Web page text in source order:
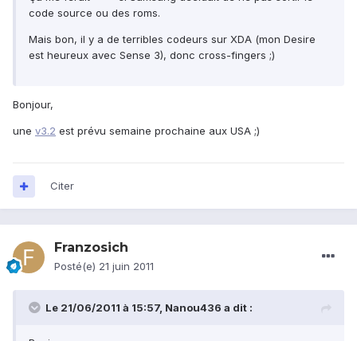
code source ou des roms.
Mais bon, il y a de terribles codeurs sur XDA (mon Desire
est heureux avec Sense 3), donc cross-fingers ;)
Bonjour,
une v3.2 est prévu semaine prochaine aux USA ;)
Citer
Franzosich
Posté(e) 21 juin 2011
Le 21/06/2011 à 15:57, Nanou436 a dit :